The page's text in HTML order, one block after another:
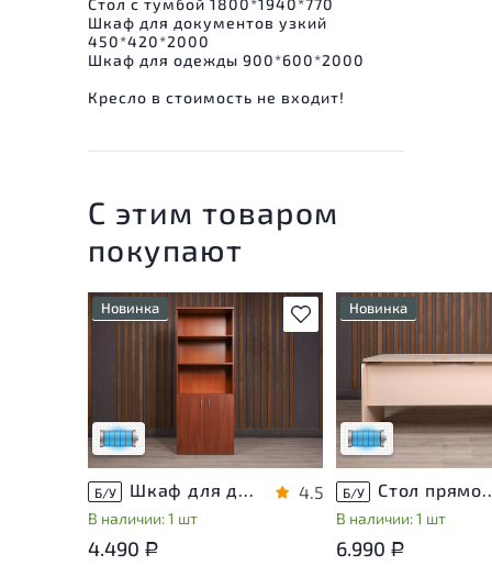
Шкаф для документов узкий
450*420*2000
Шкаф для одежды 900*600*2000
Кресло в стоимость не входит!
С этим товаром
покупают
В избранное
Новинка
Состояние товара
приближено к новому, могут
присутствовать
незначительные следы
Низкая степень износа
Б/У Шкаф для документов ДСП Вишня Россия
В наличии: 1 шт
4.5
4.490 Р
Новинка
приближено к
присутствовать
незначительные
эксплуатации
Низкая степень
Б/У Стол
В наличии: 1 шт
6.990 Р